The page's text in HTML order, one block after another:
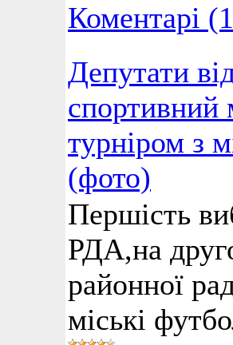
Коментарі
Депутати
спортивний
турніром з
(фото)
Першість
РДА,на
районної
міські